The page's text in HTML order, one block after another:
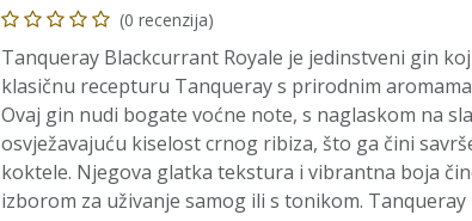
(0 recenzija)
Tanqueray Blackcurrant Royale je jedinstveni gin
klasičnu recepturu Tanqueray s prirodnim
Ovaj gin nudi bogate voćne note, s naglaskom na
osvježavajuću kiselost crnog ribiza, što ga čini
koktele. Njegova glatka tekstura i vibrantna boja
izborom za uživanje samog ili s tonikom.